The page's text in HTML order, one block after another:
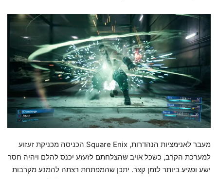
מעבר לאנימציות הנהדרות, Square Enix הכניסה מכניקת זעזוע
למערכת הקרב, כשכל אויב שהצלחתם לזעזע יכנס להלם ויהיה חסר
ישע ופגיע ביותר לזמן קצר. יתכן שהמפתחת רצתה להמנע מקרבות